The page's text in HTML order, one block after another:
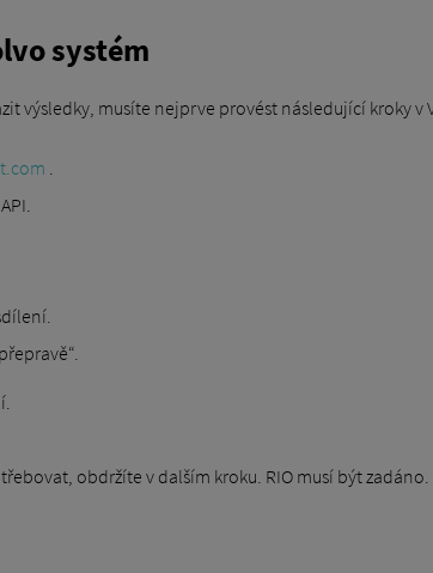
systém
výsledky, musíte nejprve provést následující kroky
obdržíte v dalším kroku. RIO musí být zadáno.